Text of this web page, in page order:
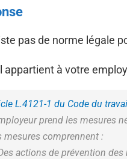
pas de norme légale
appartient à votre
L.4121-1 du Code du
prend les mesures
mesures comprennent :
actions de prévention